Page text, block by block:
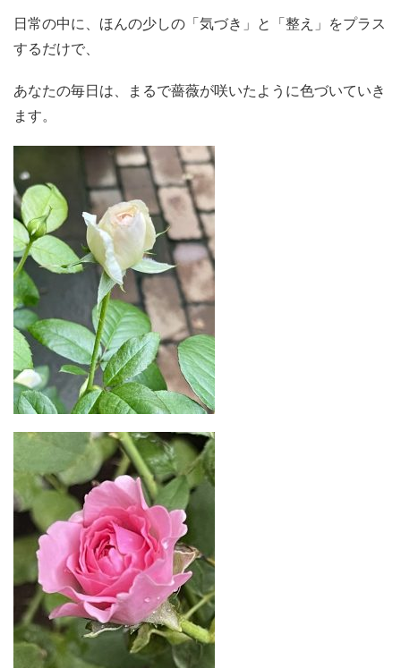
日常の中に、ほんの少しの「 気づき」 と「 整え」をプラス
するだけで、
あなたの毎日は、まるで薔薇が咲いたように色づいていき
ます。